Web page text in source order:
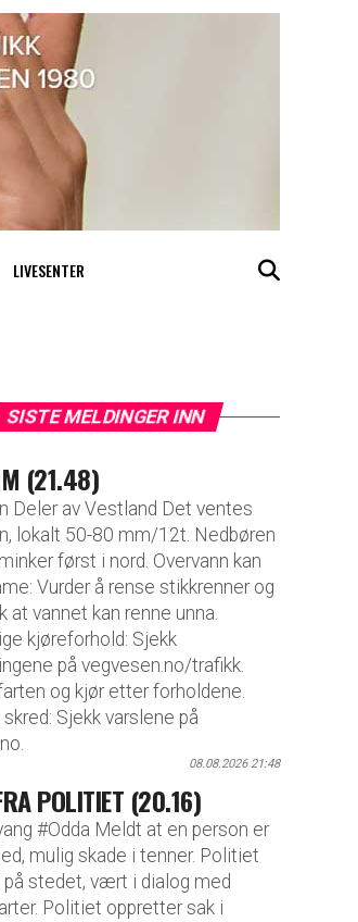
LIVESENTER
SISTE MELDINGER INN
(21.48)
Deler av Vestland Det ventes
lokalt 50-80 mm/12t. Nedbøren
først i nord. Overvann kan
Vurder å rense stikkrenner og
at vannet kan renne unna.
kjøreforhold: Sjekk
på vegvesen.no/trafikk.
og kjør etter forholdene.
Sjekk varslene på
08.08.2026 21:48
POLITIET (20.16)
#Odda Meldt at en person er
mulig skade i tenner. Politiet
stedet, vært i dialog med
Politiet oppretter sak i